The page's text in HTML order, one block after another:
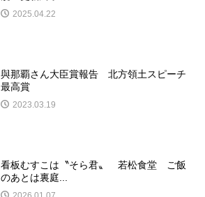
2025.04.22
與那覇さん大臣賞報告 北方領土スピーチ
最高賞
2023.03.19
看板むすこは〝そら君〟 若松食堂 ご飯
のあとは裏庭...